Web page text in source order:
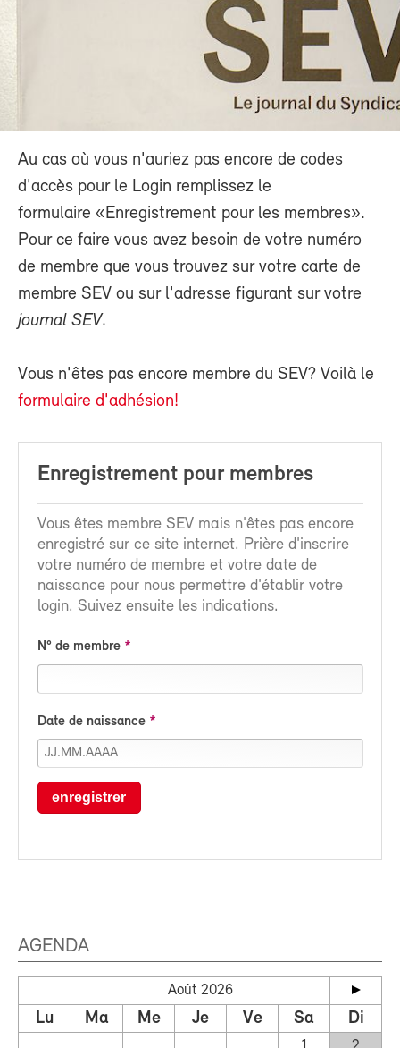
Au cas où vous n'auriez pas encore de codes
d'accès pour le Login remplissez le
formulaire «Enregistrement pour les membres».
Pour ce faire vous avez besoin de votre numéro
de membre que vous trouvez sur votre carte de
membre SEV ou sur l'adresse figurant sur votre
journal SEV.
Vous n'êtes pas encore membre du SEV? Voilà le
formulaire d'adhésion!
Enregistrement pour membres
Vous êtes membre SEV mais n'êtes pas encore
enregistré sur ce site internet. Prière d'inscrire
votre numéro de membre et votre date de
naissance pour nous permettre d'établir votre
login. Suivez ensuite les indications.
N° de membre
Date de naissance
enregistrer
AGENDA
Août 2026
Lu Ma Me Je Ve Sa Di